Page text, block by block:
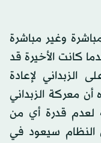
وغير مباشرة
كانت الأخيرة قد
لإعادة
أن معركة الزبداني
لعدم قدرة أي من
النظام سيعود في